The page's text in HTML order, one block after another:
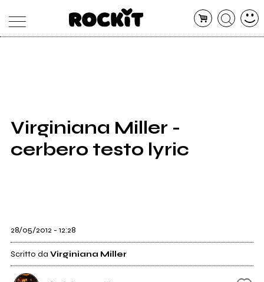
SHOP
RADIO
Virginiana Miller -
cerbero testo lyric
28/05/2012 - 12:28
Scritto da Virginiana Miller